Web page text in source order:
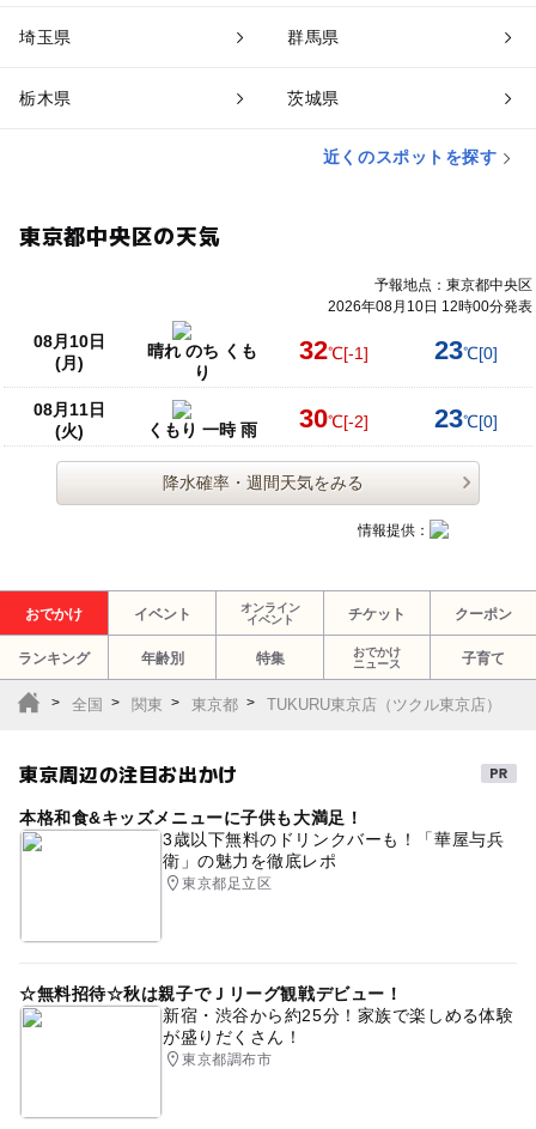
埼玉県 群馬県
栃木県 茨城県
近くのスポットを探す
東京都中央区の天気
予報地点：東京都中央区
2026年08月10日 12時00分発表
08月10日
(月)
晴れ のち くも
り
32℃[-1] 23℃[0]
08月11日
(火)
くもり 一時 雨 30℃[-2] 23℃[0]
降水確率・週間天気をみる
情報提供：
おでかけ イベント
オンライン
イベント
チケット クーポン
ランキング 年齢別 特集
おでかけ
ニュース
子育て
全国 関東 東京都 TUKURU東京店（ツクル東京店）
東京周辺の注目お出かけ
本格和食&キッズメニューに子供も大満足！
3歳以下無料のドリンクバーも！「華屋与兵
衛」の魅力を徹底レポ
東京都足立区
☆無料招待☆秋は親子でＪリーグ観戦デビュー！
新宿・渋谷から約25分！家族で楽しめる体験
が盛りだくさん！
東京都調布市